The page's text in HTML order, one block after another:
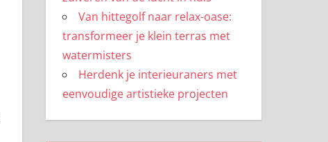
Van hittegolf naar relax-oase:
transformeer je klein terras met
watermisters
Herdenk je interieuraners met
eenvoudige artistieke projecten